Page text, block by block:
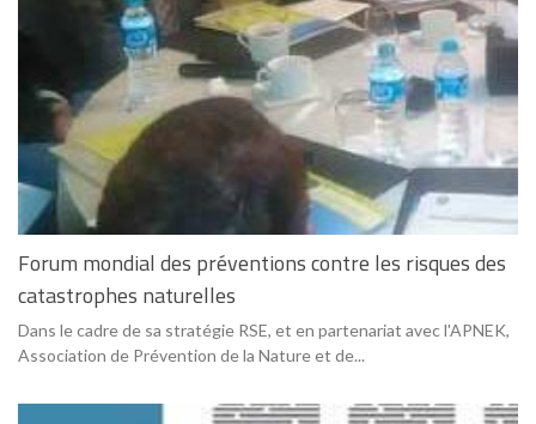
Forum mondial des préventions contre les risques des
catastrophes naturelles
Dans le cadre de sa stratégie RSE, et en partenariat avec l'APNEK,
Association de Prévention de la Nature et de...